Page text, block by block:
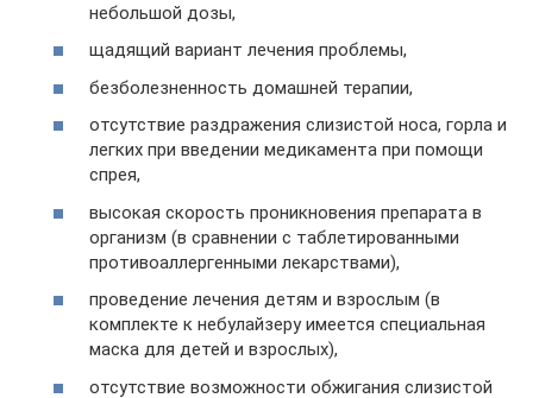
небольшой дозы,
щадящий вариант лечения проблемы,
безболезненность домашней терапии,
отсутствие раздражения слизистой носа, горла и
легких при введении медикамента при помощи
спрея,
высокая скорость проникновения препарата в
организм (в сравнении с таблетированными
противоаллергенными лекарствами),
проведение лечения детям и взрослым (в
комплекте к небулайзеру имеется специальная
маска для детей и взрослых),
отсутствие возможности обжигания слизистой